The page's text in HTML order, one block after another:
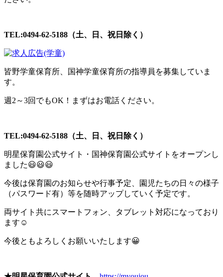
TEL:0494-62-5188（土、日、祝日除く）
皆野学童保育所、国神学童保育所の指導員を募集していま
す。
週2～3回でもOK！まずはお電話ください。
TEL:0494-62-5188（土、日、祝日除く）
明星保育園公式サイト・国神保育園公式サイトをオープンし
ました😃😃😃
今後は保育園のお知らせや行事予定、園児たちの日々の様子
（パスワード有）等を随時アップしていく予定です。
両サイト共にスマートフォン、タブレット対応になっており
ます☺
今後ともよろしくお願いいたします😀